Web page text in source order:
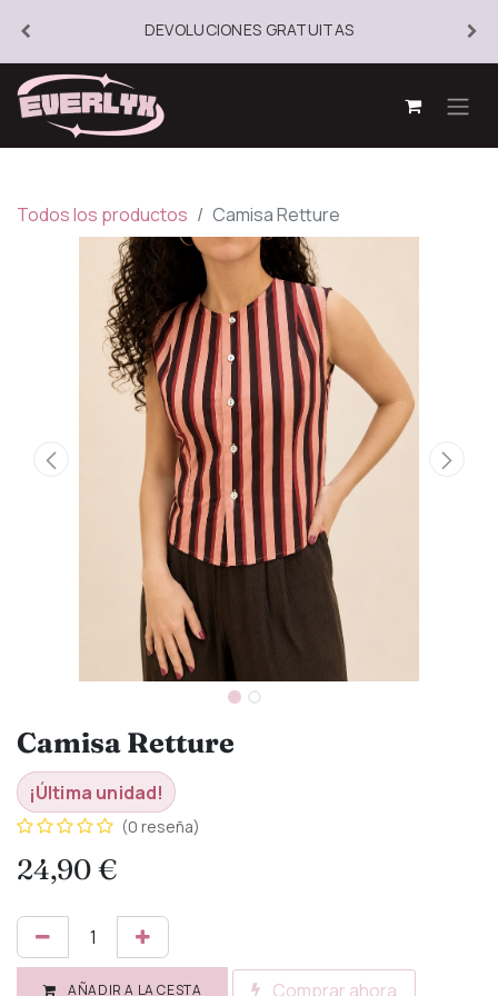
DEVOLUCIONES GRATUITAS
Todos los productos Camisa Retture
Camisa Retture
¡Última unidad!
(0 reseña)
24,90€
AÑADIR A LA CESTA Comprar ahora